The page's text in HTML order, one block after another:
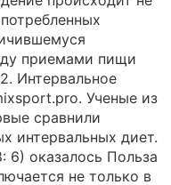
приемами пищи
Интервальное
Ученые из
сравнили
интервальных диет.
6) оказалось Польза
не только в